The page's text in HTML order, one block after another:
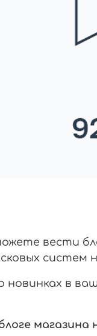
вести
систем
новинках в
магазина